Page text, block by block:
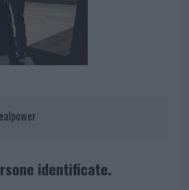
identificate.